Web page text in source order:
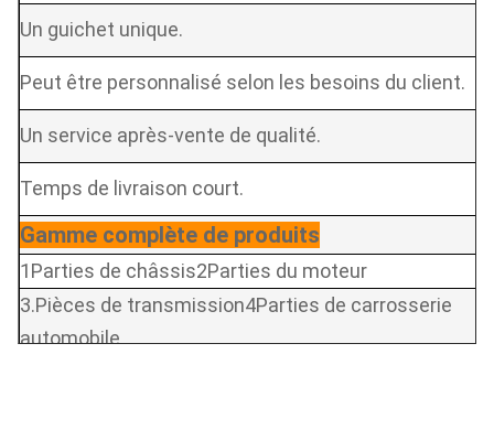
Un guichet unique.
Peut être personnalisé selon les besoins du client.
Un service après-vente de qualité.
Temps de livraison court.
Gamme complète de produits
1Parties de châssis2Parties du moteur
3.Pièces de transmission4Parties de carrosserie
automobile